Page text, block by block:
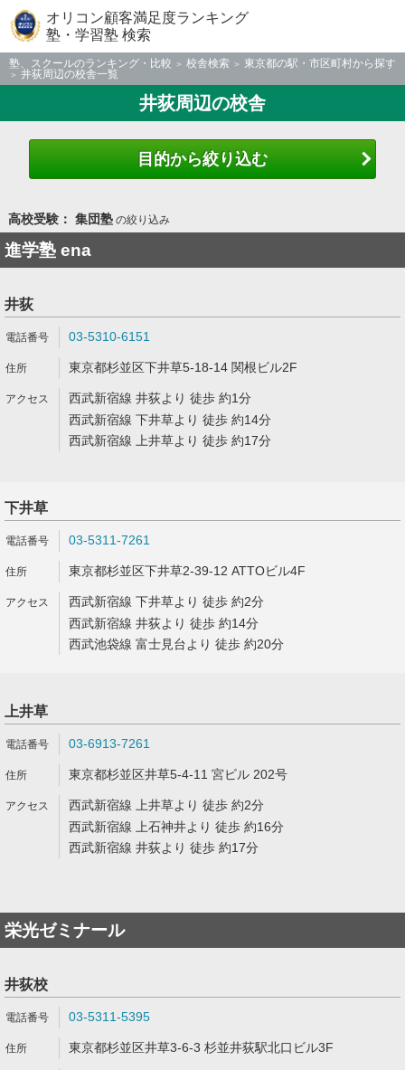
オリコン顧客満足度ランキング
塾・学習塾 検索
塾、スクールのランキング・比較 校舎検索
東京都の駅・市区町村から探す
井荻周辺の校舎一覧
井荻周辺の校舎
目的から絞り込む
高校受験： 集団塾の絞り込み
進学塾 ena
井荻
03-5310-6151
東京都杉並区下井草5-18-14 関根ビル2F
西武新宿線 井荻より 徒歩 約1分
西武新宿線 下井草より 徒歩 約14分
西武新宿線 上井草より 徒歩 約17分
下井草
03-5311-7261
東京都杉並区下井草2-39-12 ATTOビル4F
西武新宿線 下井草より 徒歩 約2分
西武新宿線 井荻より 徒歩 約14分
西武池袋線 富士見台より 徒歩 約20分
上井草
03-6913-7261
東京都杉並区井草5-4-11 宮ビル 202号
西武新宿線 上井草より 徒歩 約2分
西武新宿線 上石神井より 徒歩 約16分
西武新宿線 井荻より 徒歩 約17分
栄光ゼミナール
井荻校
03-5311-5395
東京都杉並区井草3-6-3 杉並井荻駅北口ビル3F